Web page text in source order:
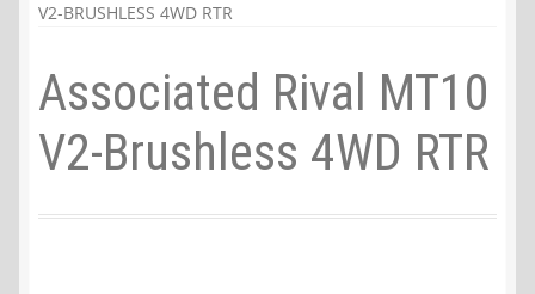
Mein Konto
Recycling, Entsorgung und Umwelt
Shop
Warenkorb
V2-BRUSHLESS 4WD RTR
Associated Rival MT10
V2-Brushless 4WD RTR